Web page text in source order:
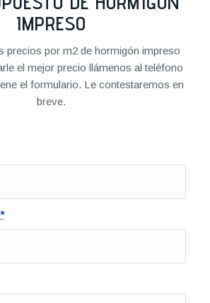
IMPRESO
precios por m2 de hormigón impreso
el mejor precio llámenos al teléfono
el formulario. Le contestaremos en
breve.
*